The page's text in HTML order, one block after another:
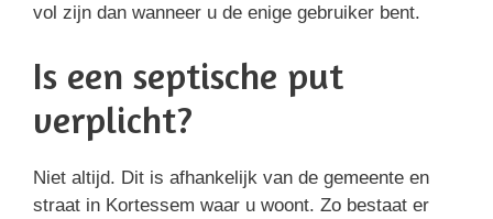
vol zijn dan wanneer u de enige gebruiker bent.
Is een septische put
verplicht?
Niet altijd. Dit is afhankelijk van de gemeente en
straat in Kortessem waar u woont. Zo bestaat er